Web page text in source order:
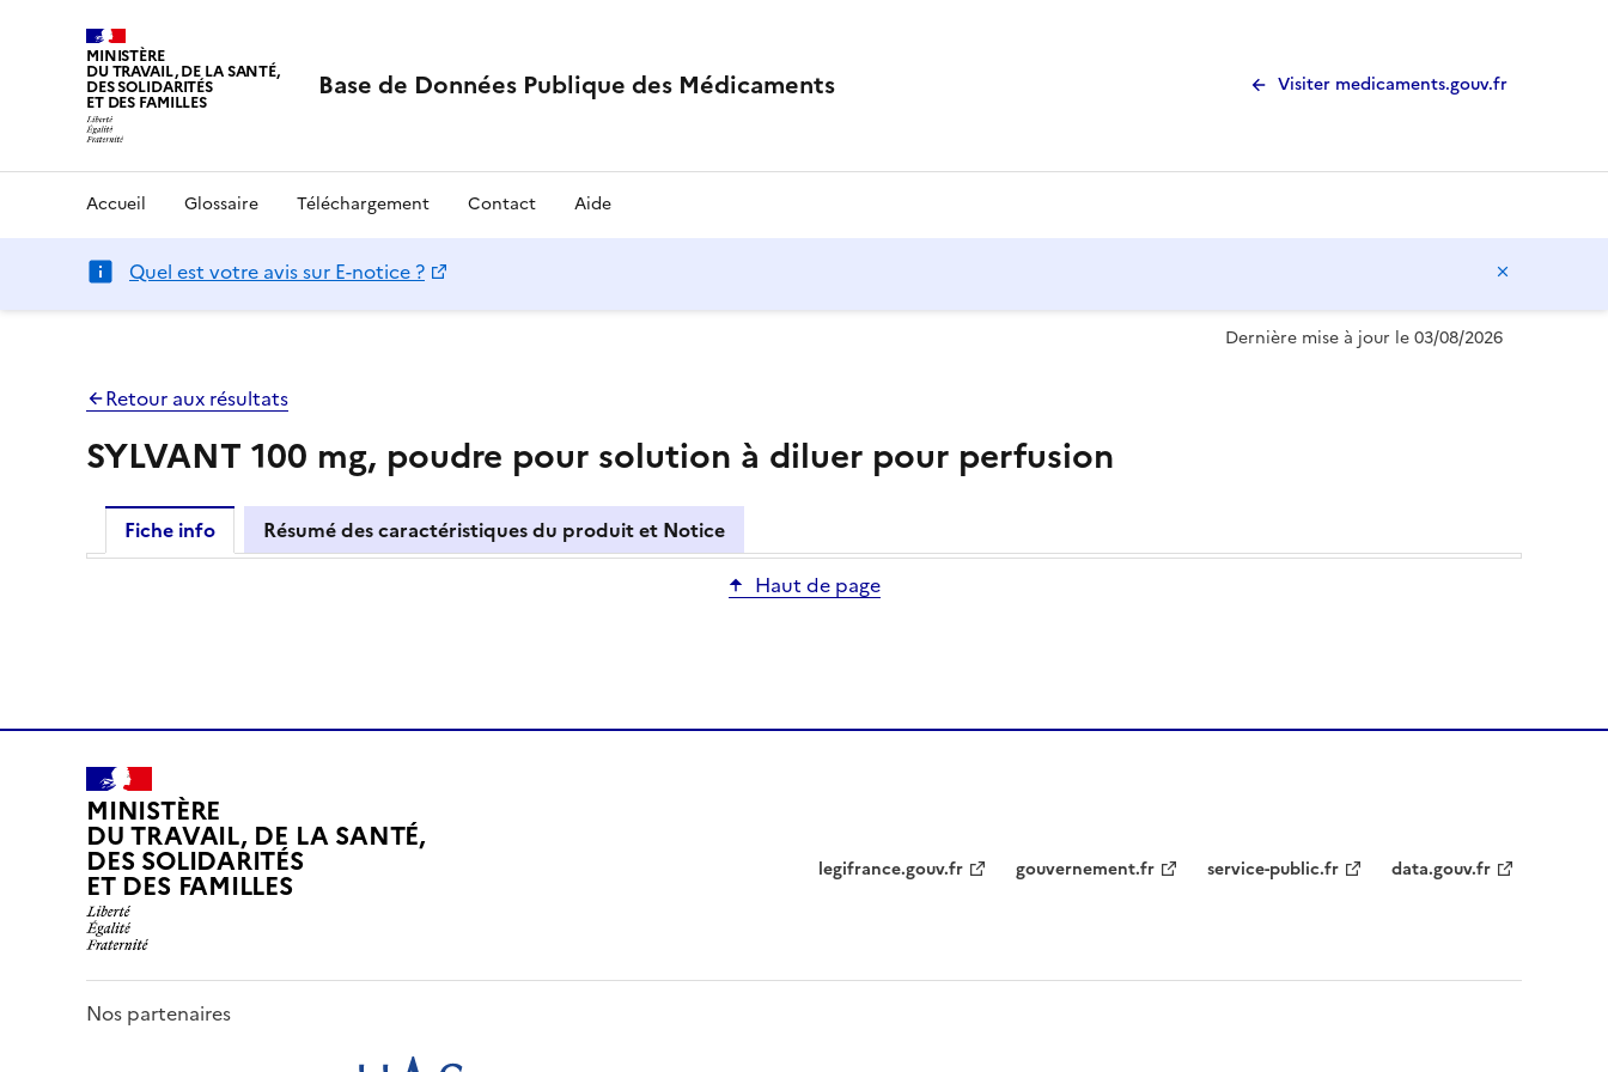
MINISTÈRE
DU TRAVAIL, DE LA SANTÉ,
DES SOLIDARITÉS
ET DES FAMILLES Base de Données Publique des Médicaments Visiter medicaments.gouv.fr
Accueil Glossaire Téléchargement Contact Aide
Quel est votre avis sur E-notice ?
Dernière mise à jour le 03/08/2026
Retour aux résultats
SYLVANT 100 mg, poudre pour solution à diluer pour perfusion
Fiche info
Résumé des caractéristiques du produit et Notice
Haut de page
MINISTÈRE
DU TRAVAIL, DE LA SANTÉ,
DES SOLIDARITÉS
ET DES FAMILLES legifrance.gouv.fr gouvernement.fr service-public.fr data.gouv.fr
Nos partenaires